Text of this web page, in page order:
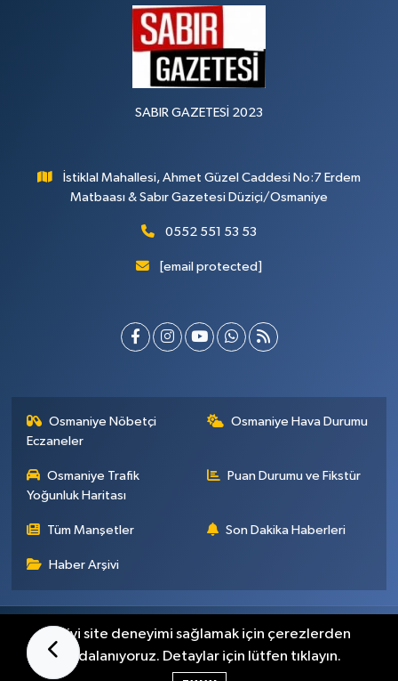
SABIR GAZETESİ 2023
İstiklal Mahallesi, Ahmet Güzel Caddesi No:7 Erdem
Matbaası & Sabır Gazetesi Düziçi/Osmaniye
0552 551 53 53
[email protected]
Osmaniye Nöbetçi
Eczaneler
Osmaniye Hava Durumu
Osmaniye Trafik
Yoğunluk Haritası
Puan Durumu ve Fikstür
Tüm Manşetler Son Dakika Haberleri
Haber Arşivi
Künye İletişim Gizlilik Sözleşmesi
En iyi site deneyimi sağlamak için çerezlerden
faydalanıyoruz. Detaylar için lütfen tıklayın.